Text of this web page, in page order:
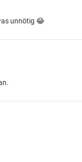
unnötig 😂